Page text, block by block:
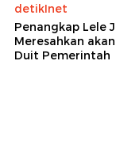
detikInet
Penangkap Lele
Meresahkan
Duit Pemerintah